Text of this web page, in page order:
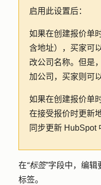
启用此设置后：
如果在创建报价单
含地址），买家可
改公司名称。但是
加公司，买家则可
如果在创建报价单
在接受报价时更新
同步更新 HubSpot
在“标签”字段中，编
标签。